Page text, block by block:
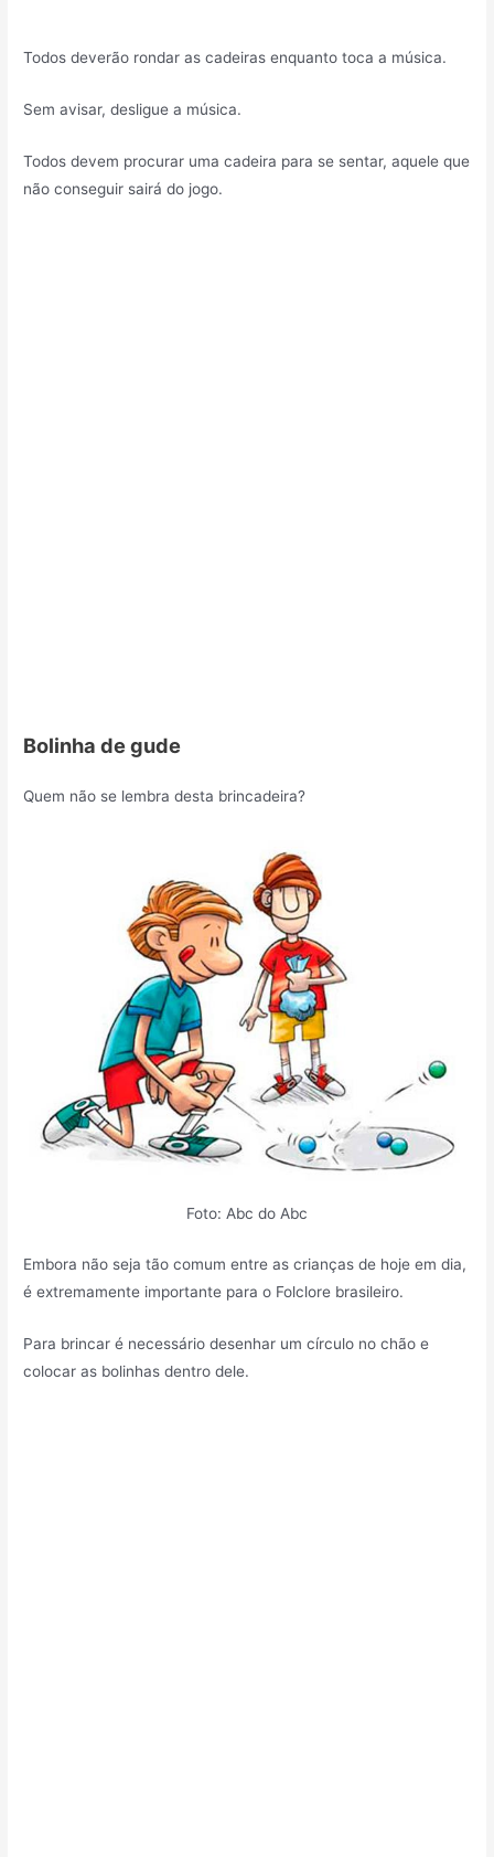
Todos deverão rondar as cadeiras enquanto toca a música.
Sem avisar, desligue a música.
Todos devem procurar uma cadeira para se sentar, aquele que
não conseguir sairá do jogo.
Bolinha de gude
Quem não se lembra desta brincadeira?
Foto: Abc do Abc
Embora não seja tão comum entre as crianças de hoje em dia,
é extremamente importante para o Folclore brasileiro.
Para brincar é necessário desenhar um círculo no chão e
colocar as bolinhas dentro dele.